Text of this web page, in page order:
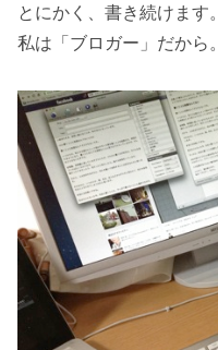
とにかく、書き続けます。
私は「ブロガー」だから。